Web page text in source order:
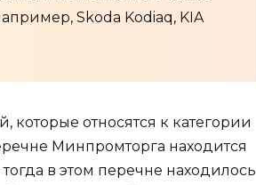
Skoda Kodiaq, KIA
которые относятся к категории
Минпромторга находится
в этом перечне находилось